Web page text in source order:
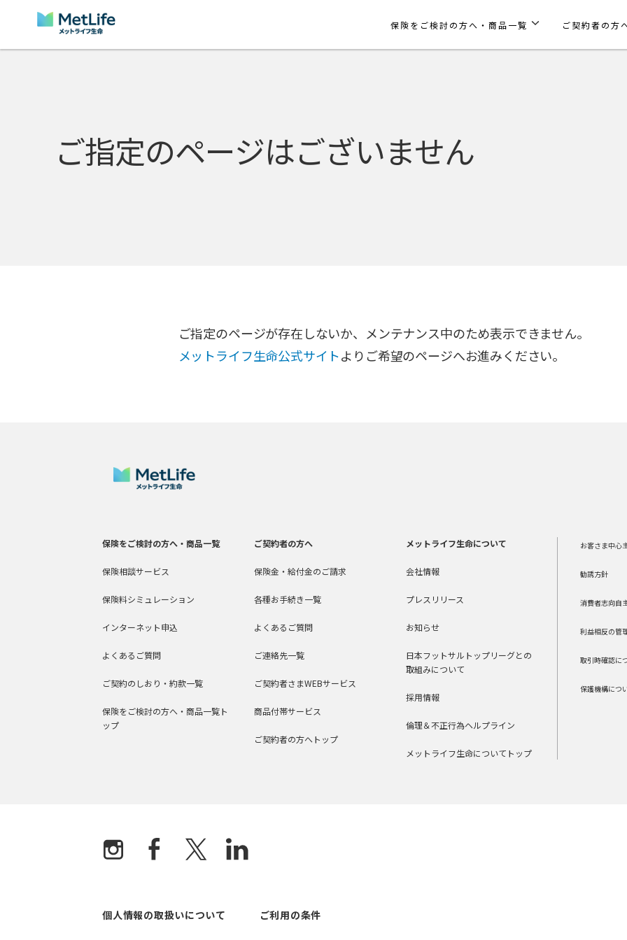
Skip Navigation
保険をご検討の方へ・商品一覧 ご契約者の方
ご指定のページはございません
ご指定のページが存在しないか、メンテナンス中のため表示できません。
メットライフ生命公式サイトよりご希望のページへお進みください。
保険をご検討の方へ・商品一覧
保険相談サービス
保険料シミュレーション
インターネット申込
よくあるご質問
ご契約のしおり・約款一覧
保険をご検討の方へ・商品一覧ト
ップ
ご契約者の方へ
保険金・給付金のご請求
各種お手続き一覧
よくあるご質問
ご連絡先一覧
ご契約者さまWEBサービス
商品付帯サービス
ご契約者の方へトップ
メットライフ生命について
会社情報
プレスリリース
お知らせ
日本フットサルトップリーグとの
取組みについて
採用情報
倫理＆不正行為ヘルプライン
メットライフ生命についてトップ
お客さま中心
勧誘方針
消費者志向自
利益相反の管
取引時確認に
保護機構につ
個人情報の取扱いについて ご利用の条件